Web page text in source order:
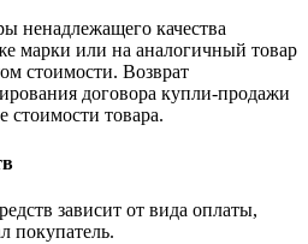
ненадлежащего качества
марки или на аналогичный товар
стоимости. Возврат
договора купли-продажи
стоимости товара.
зависит от вида оплаты,
покупатель.